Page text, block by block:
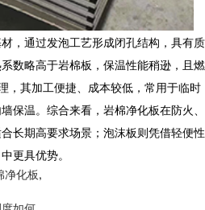
，通过发泡工艺形成闭孔结构，具有质
数略高于岩棉板，保温性能稍逊，且燃
，其加工便捷、成本较低，常用于临时
保温。综合来看， 岩棉净化板在防火、
长期高要求场景；泡沫板则凭借轻便性
更具优势。
净化板,